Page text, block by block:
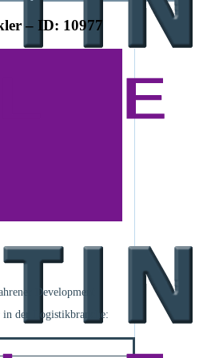
– ID: 10977
Development
in der Logistikbranche: